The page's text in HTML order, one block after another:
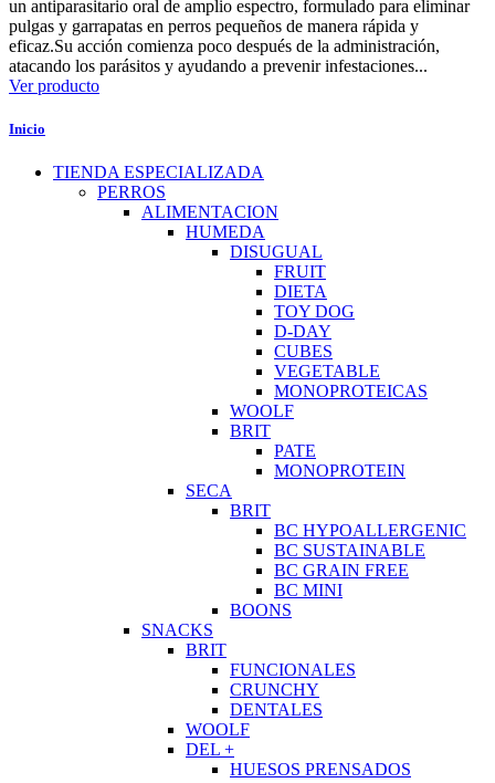
un antiparasitario oral de amplio espectro, formulado para eliminar
pulgas y garrapatas en perros pequeños de manera rápida y
eficaz.Su acción comienza poco después de la administración,
atacando los parásitos y ayudando a prevenir infestaciones...
Ver producto
Inicio
TIENDA ESPECIALIZADA
PERROS
ALIMENTACION
HUMEDA
DISUGUAL
FRUIT
DIETA
TOY DOG
D-DAY
CUBES
VEGETABLE
MONOPROTEICAS
WOOLF
BRIT
PATE
MONOPROTEIN
SECA
BRIT
BC HYPOALLERGENIC
BC SUSTAINABLE
BC GRAIN FREE
BC MINI
BOONS
SNACKS
BRIT
FUNCIONALES
CRUNCHY
DENTALES
WOOLF
DEL +
HUESOS PRENSADOS